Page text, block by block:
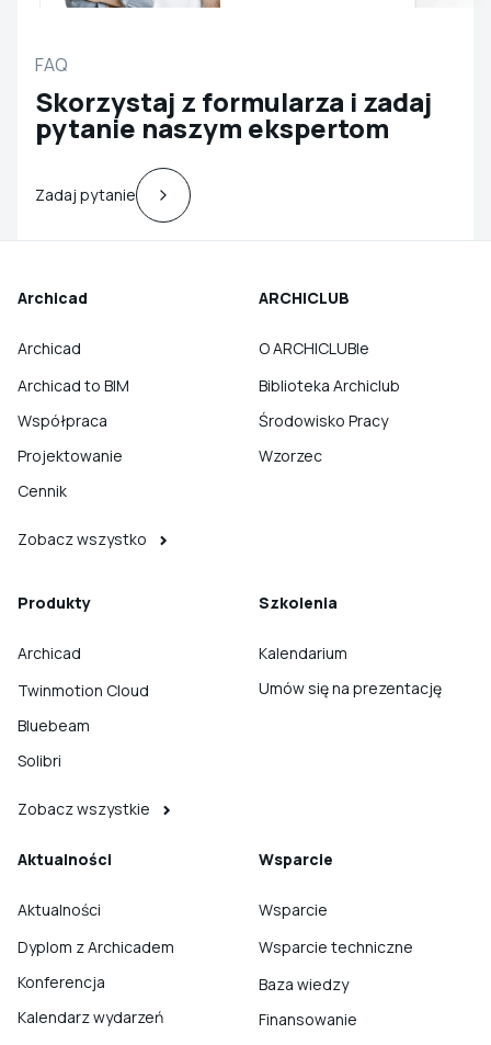
FAQ
Skorzystaj z formularza i zadaj
pytanie naszym ekspertom
Zadaj pytanie
Archicad
Archicad
Archicad to BIM
Współpraca
Projektowanie
Cennik
Zobacz wszystko
ARCHICLUB
O ARCHICLUBIe
Biblioteka Archiclub
Środowisko Pracy
Wzorzec
Produkty
Archicad
Twinmotion Cloud
Bluebeam
Solibri
Zobacz wszystkie
Szkolenia
Kalendarium
Umów się na prezentację
Aktualności
Aktualności
Dyplom z Archicadem
Konferencja
Kalendarz wydarzeń
Wsparcie
Wsparcie
Wsparcie techniczne
Baza wiedzy
Finansowanie